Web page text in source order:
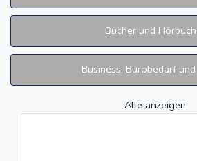
Bücher und
Business, Bürobedarf
Alle anzeigen